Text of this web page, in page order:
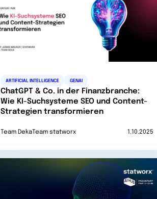
ARTIFICIAL INTELLIGENCE GENAI
ChatGPT & Co. in der Finanzbranche:
Wie KI-Suchsysteme SEO und Content-
Strategien transformieren
Team Deka Team statworx 1.10.2025